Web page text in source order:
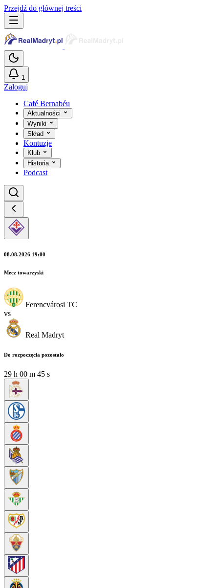
Przejdź do głównej treści
1
Zaloguj
Café Bernabéu
Aktualności
Wyniki
Skład
Kontuzje
Klub
Historia
Podcast
08.08.2026 19:00
Mecz towarzyski
Ferencvárosi TC
vs
Real Madryt
Do rozpoczęcia pozostało
29 h 00 m 43 s